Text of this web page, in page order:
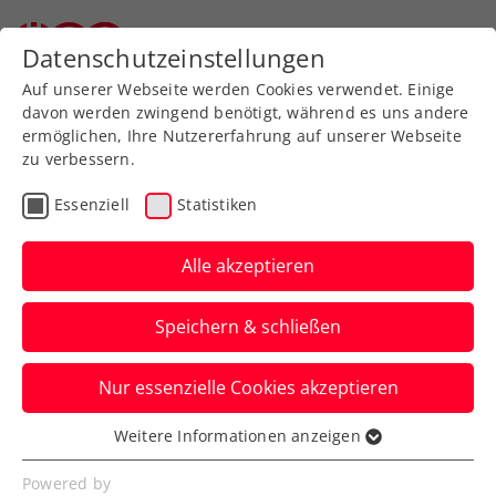
Zurück zur Newsübersicht
Ausbildung
Jürgens beste
Tennistipps – Teil 5: Der
Vorhandvolley
ÖTV-Sportdirektor Jürgen Melzer zeigt
euch mit ÖTV-Ausbildungsreferent Harald
Mair die richtige Technik.
Verfasst von: Manuel Wachta, 10.07.2024
Datenschutzeinstellungen
Auf unserer Webseite werden Cookies verwendet. Einige
davon werden zwingend benötigt, während es uns andere
ermöglichen, Ihre Nutzererfahrung auf unserer Webseite
zu verbessern.
Essenziell Statistiken
Alle akzeptieren
Speichern & schließen
Nur essenzielle Cookies akzeptieren
Essenziell
Essenzielle Cookies werden für grundlegende
Weitere Informationen anzeigen
Powered by